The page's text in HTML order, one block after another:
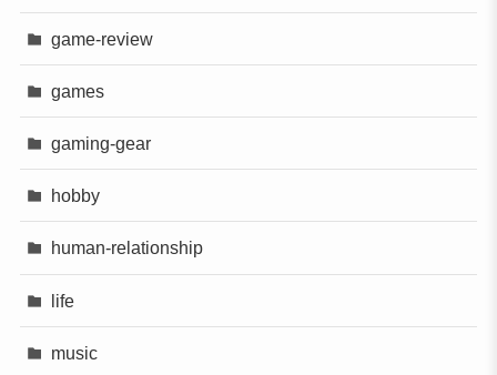
game-review
games
gaming-gear
hobby
human-relationship
life
music